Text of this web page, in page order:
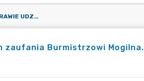
UCHWAŁA NR XV/196/25 W SPRAWIE UDZIELENIA WOTUM ZAUFANIA BURMISTRZOWI MOGILNA.
zaufania Burmistrzowi Mogilna.